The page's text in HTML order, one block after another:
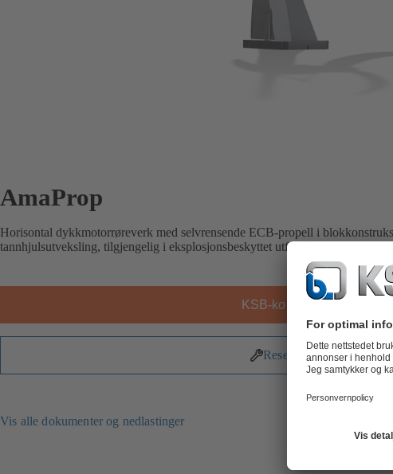
AmaProp
Horisontal dykkmotorrøreverk med selvrensende ECB-propell i
tannhjulsutveksling, tilgjengelig i eksplosjonsbeskyttet utførelse.
KSB-kontakt
Reservedeler
Vis alle dokumenter og nedlastinger